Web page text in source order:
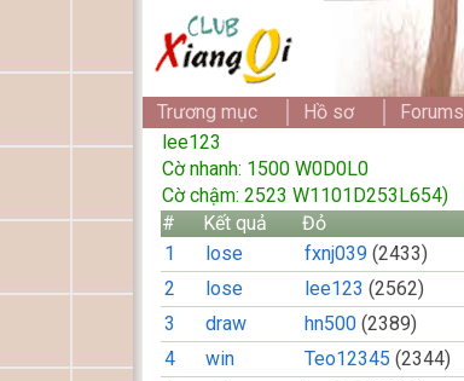
Trương mục Hồ sơ Forums
lee123
Cờ nhanh: 1500 W0D0L0
Cờ chậm: 2523 W1101D253L654)
#
Kết quả Đỏ
1
lose fxnj039 (2433)
2
lose lee123 (2562)
3
draw hn500 (2389)
4
win Teo12345 (2344)